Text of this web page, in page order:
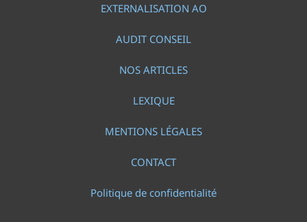
EXTERNALISATION AO
AUDIT CONSEIL
NOS ARTICLES
LEXIQUE
MENTIONS LÉGALES
CONTACT
Politique de confidentialité